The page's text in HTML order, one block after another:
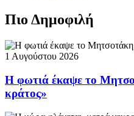
Πιο Δημοφιλή
1 Αυγούστου 2026
Η φωτιά έκαψε το
κράτος»